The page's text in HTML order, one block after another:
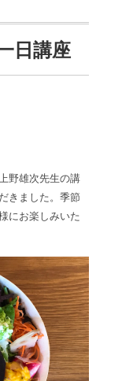
日講座
野雄次先生の講
きました。季節
にお楽しみいた